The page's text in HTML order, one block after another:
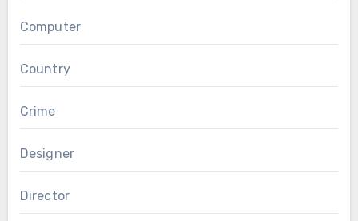
Computer
Country
Crime
Designer
Director